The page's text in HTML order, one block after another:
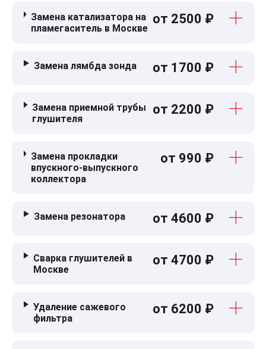
Замена катализатора на
пламегаситель в Москве
от 2500 ₽
Замена лямбда зонда от 1700 ₽
Замена приемной трубы
глушителя
от 2200 ₽
Замена прокладки
впускного-выпускного
коллектора
от 990 ₽
Замена резонатора от 4600 ₽
Сварка глушителей в
Москве
от 4700 ₽
Удаление сажевого
фильтра
от 6200 ₽